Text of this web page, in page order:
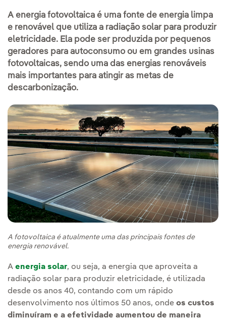
A energia fotovoltaica é uma fonte de energia limpa
e renovável que utiliza a radiação solar para produzir
eletricidade. Ela pode ser produzida por pequenos
geradores para autoconsumo ou em grandes usinas
fotovoltaicas, sendo uma das energias renováveis
mais importantes para atingir as metas de
descarbonização.
A fotovoltaica é atualmente uma das principais fontes de
energia renovável.
A energia solar, ou seja, a energia que aproveita a
radiação solar para produzir eletricidade, é utilizada
desde os anos 40, contando com um rápido
desenvolvimento nos últimos 50 anos, onde os custos
diminuíram e a efetividade aumentou de maneira